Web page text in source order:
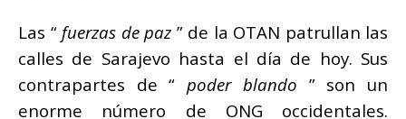
Las “ fuerzas de paz ” de la OTAN patrullan las
calles de Sarajevo hasta el día de hoy. Sus
contrapartes de “poder blando ” son un
enorme número de ONG occidentales.